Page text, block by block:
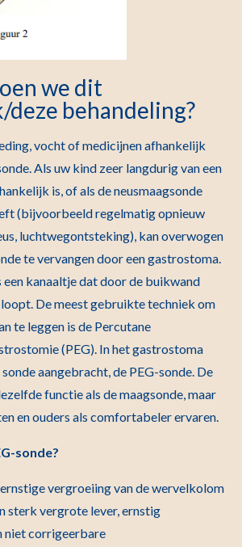
we dit
deze behandeling?
vocht of medicijnen afhankelijk
Als uw kind zeer langdurig van een
is, of als de neusmaagsonde
(bijvoorbeeld regelmatig opnieuw
luchtwegontsteking), kan overwogen
te vervangen door een gastrostoma.
een kanaaltje dat door de buikwand
loopt. De meest gebruikte techniek om
te leggen is de Percutane
(PEG). In het gastrostoma
aangebracht, de PEG-sonde. De
functie als de maagsonde, maar
en ouders als comfortabeler ervaren.
sonde?
vergroeiing van de wervelkolom
sterk vergrote lever, ernstig
niet corrigeerbare